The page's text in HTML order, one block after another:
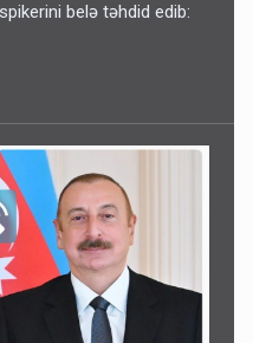
belə təhdid edib: